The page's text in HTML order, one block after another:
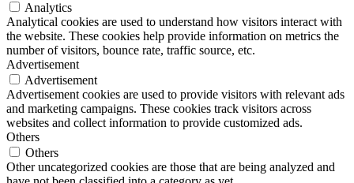
Analytics
Analytical cookies are used to understand how visitors interact with
the website. These cookies help provide information on metrics the
number of visitors, bounce rate, traffic source, etc.
Advertisement
Advertisement
Advertisement cookies are used to provide visitors with relevant ads
and marketing campaigns. These cookies track visitors across
websites and collect information to provide customized ads.
Others
Others
Other uncategorized cookies are those that are being analyzed and